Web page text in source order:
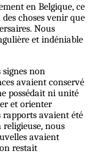
en Belgique, ce
choses venir que
Nous
et indéniable
non
avaient conservé
possédait ni unité
et orienter
avaient été
nous
avaient
restait